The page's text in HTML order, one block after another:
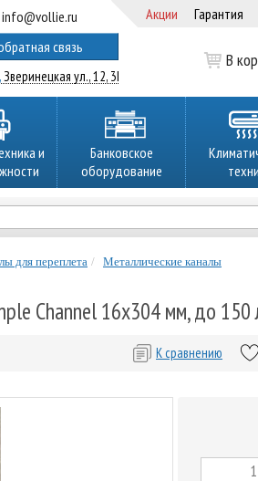
info@vollie.ru
связь
Зверинецкая ул., 12, 3Ц
Акции Гарантия
В
и
Банковское
оборудование
для переплета
Металлические каналы
Channel 16х304 мм, до 150
К сравнению